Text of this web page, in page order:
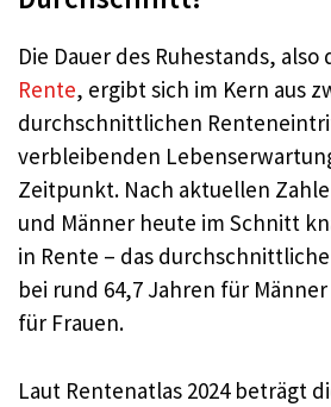
Die Dauer des Ruhestands, also
Rente, ergibt sich im Kern aus
durchschnittlichen
verbleibenden
Zeitpunkt. Nach aktuellen
und Männer heute im Schnitt
in Rente – das
bei rund 64,7 Jahren für
für Frauen.
Laut Rentenatlas 2024 beträgt